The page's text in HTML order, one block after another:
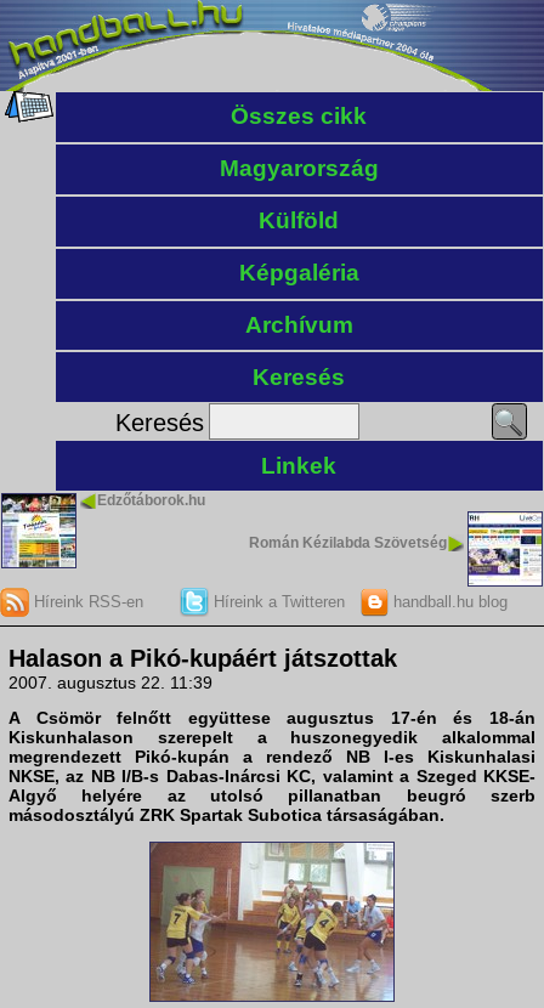
Összes cikk
Magyarország
Külföld
Képgaléria
Archívum
Keresés
Keresés
Linkek
Edzőtáborok.hu
Román Kézilabda Szövetség
Híreink RSS-en Híreink a Twitteren handball.hu blog
Halason a Pikó-kupáért játszottak
2007. augusztus 22. 11:39
A Csömörfelnőtt együttese augusztus 17-én és 18-án
Kiskunhalason szerepelt a huszonegyedik alkalommal
megrendezett Pikó-kupán a rendező NB I-es Kiskunhalasi
NKSE, az NB I/B-s Dabas-Inárcsi KC, valamint a Szeged KKSE-
Algyő helyére az utolsó pillanatban beugró szerb
másodosztályú ZRK Spartak Subotica társaságában.